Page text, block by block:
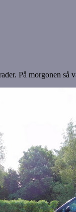
På morgonen så